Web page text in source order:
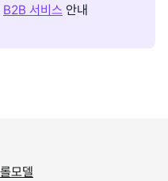
B2B 서비스 안내
모델